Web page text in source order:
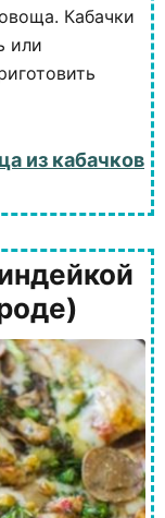
Кабачки
или
из кабачков